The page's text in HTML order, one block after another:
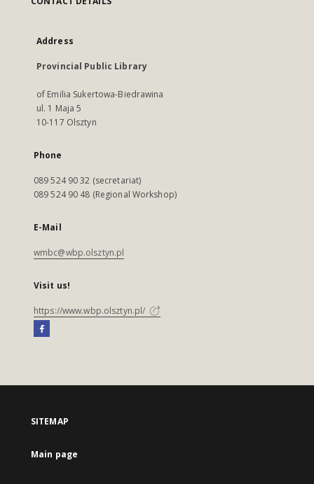
Address
Provincial Public Library
of Emilia Sukertowa-Biedrawina
ul. 1 Maja 5
10-117 Olsztyn
Phone
089 524 90 32 (secretariat)
089 524 90 48 (Regional Workshop)
E-Mail
wmbc@wbp.olsztyn.pl
Visit us!
https://www.wbp.olsztyn.pl/
SITEMAP
Main page